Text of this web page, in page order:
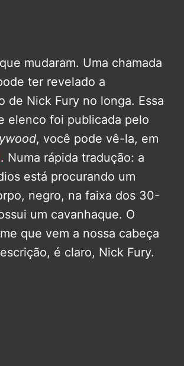
mudaram. Uma chamada
ter revelado a
de Nick Fury no longa. Essa
elenco foi publicada pelo
, você pode vê-la, em
. Numa rápida tradução: a
está procurando um
negro, na faixa dos 30-
um cavanhaque. O
que vem a nossa cabeça
é claro, Nick Fury.